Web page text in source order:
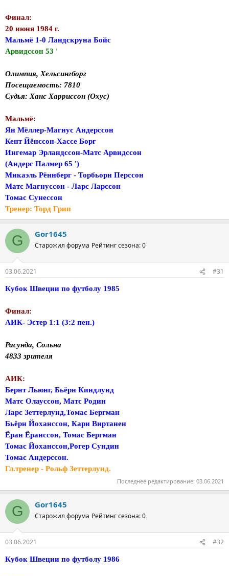
Финал:
20 июня 1984 г.
Мальмё 1-0 Ландскруна Бойс
Арвидссон 53 '
Олимпия, Хельсингборг
Посещаемость: 7810
Судья: Ханс Харриссон (Охус)
Мальмё:
Ян Мёллер-Магнус Андерссон
Кент Йёнссон-Хассе Борг
Ингемар Эрландссон-Матс Арвидссон
(Андерс Палмер 65 ')
Микаэль Рённберг - Торбьорн Перссон
Матс Магнуссон - Ларс Ларссон
Томас Сунессон
Тренер: Toрд Грип
G Gor1645
Старожил форума Рейтинг сезона: 0
03.06.2021 #31
Кубок Швеции по футболу 1985
Финал:
АИК- Эстер 1:1 (3:2 пен.)
Расунда, Сольна
4833 зрителя
АИК:
Бернт Льюнг, Бьёрн Киндлунд
Матс Олауссон, Матс Родин
Ларс Зеттерлунд,Томас Бергман
Бьёрн Йоханссон, Кари Виртанен
Ёран Ёранссон, Томас Бергман
Томас Йоханссон,Рогер Сундин
Томас Андерссон.
Гл.тренер - Рольф Зеттерлунд.
Последнее редактирование: 03.06.2021
G Gor1645
Старожил форума Рейтинг сезона: 0
03.06.2021 #32
Кубок Швеции по футболу 1986